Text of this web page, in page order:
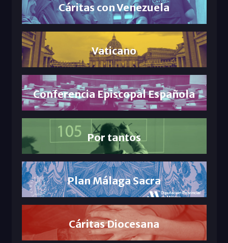
Cáritas con Venezuela
Vaticano
Conferencia Episcopal Española
Por tantos
Plan Málaga Sacra
Cáritas Diocesana